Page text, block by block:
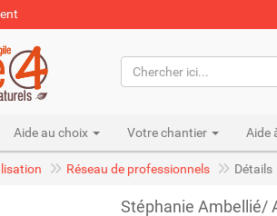
Aide au choix Votre chantier Aide
Réseau de professionnels Détails
Stéphanie Ambellié/